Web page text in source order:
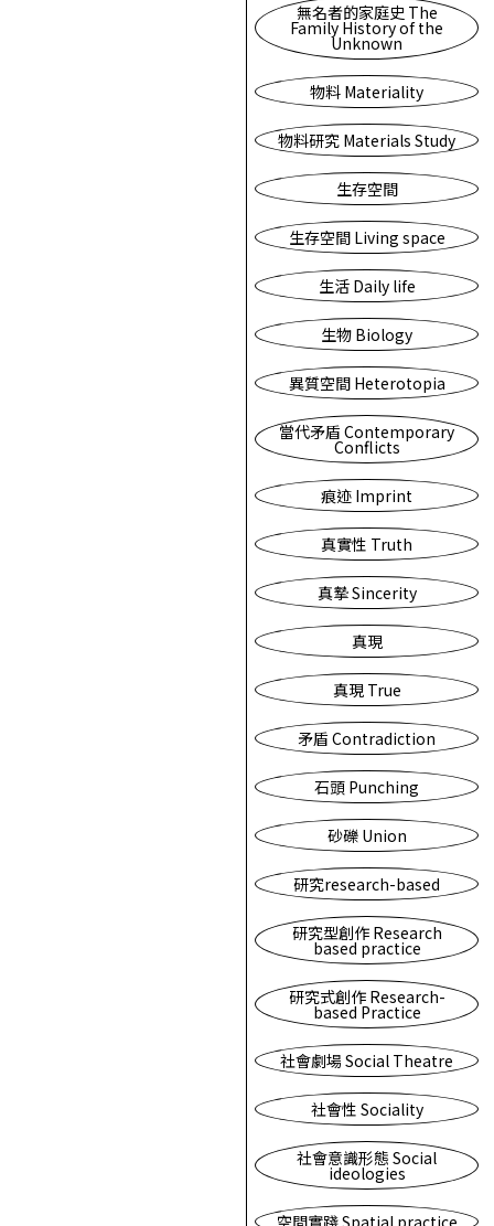
無名者的家庭史 The
Family History of the
Unknown
物料 Materiality
物料研究 Materials Study
生存空間
生存空間 Living space
生活 Daily life
生物 Biology
異質空間 Heterotopia
當代矛盾 Contemporary
Conflicts
痕迹 Imprint
真實性 Truth
真摯 Sincerity
真現
真現 True
矛盾 Contradiction
石頭 Punching
砂礫 Union
研究research-based
研究型創作 Research
based practice
研究式創作 Research-
based Practice
社會劇場 Social Theatre
社會性 Sociality
社會意識形態 Social
ideologies
空間實踐 Spatial practice